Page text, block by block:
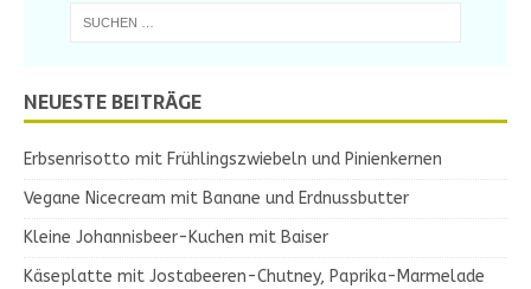
NEUESTE BEITRÄGE
Erbsenrisotto mit Frühlingszwiebeln und Pinienkernen
Vegane Nicecream mit Banane und Erdnussbutter
Kleine Johannisbeer-Kuchen mit Baiser
Käseplatte mit Jostabeeren-Chutney, Paprika-Marmelade